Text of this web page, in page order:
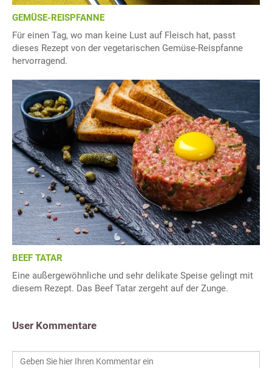
GEMÜSE-REISPFANNE
Für einen Tag, wo man keine Lust auf Fleisch hat, passt
dieses Rezept von der vegetarischen Gemüse-Reispfanne
hervorragend.
BEEF TATAR
Eine außergewöhnliche und sehr delikate Speise gelingt mit
diesem Rezept. Das Beef Tatar zergeht auf der Zunge.
User Kommentare